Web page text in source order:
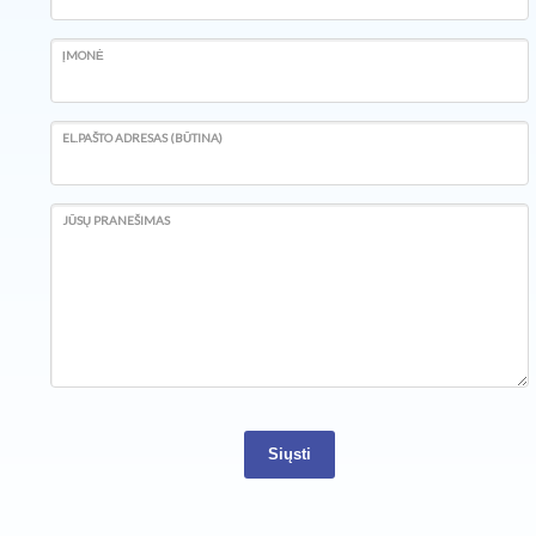
ĮMONĖ
EL.PAŠTO ADRESAS (BŪTINA)
JŪSŲ PRANEŠIMAS
Siųsti